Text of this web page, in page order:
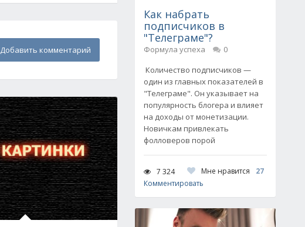
Добавить комментарий
Как набрать
подписчиков в
"Телеграме"?
Формула успеха
0
Количество подписчиков —
один из главных показателей в
"Телеграме". Он указывает на
популярность блогера и влияет
на доходы от монетизации.
Новичкам привлекать
фолловеров порой
7 324 Мне нравится
27
Комментировать